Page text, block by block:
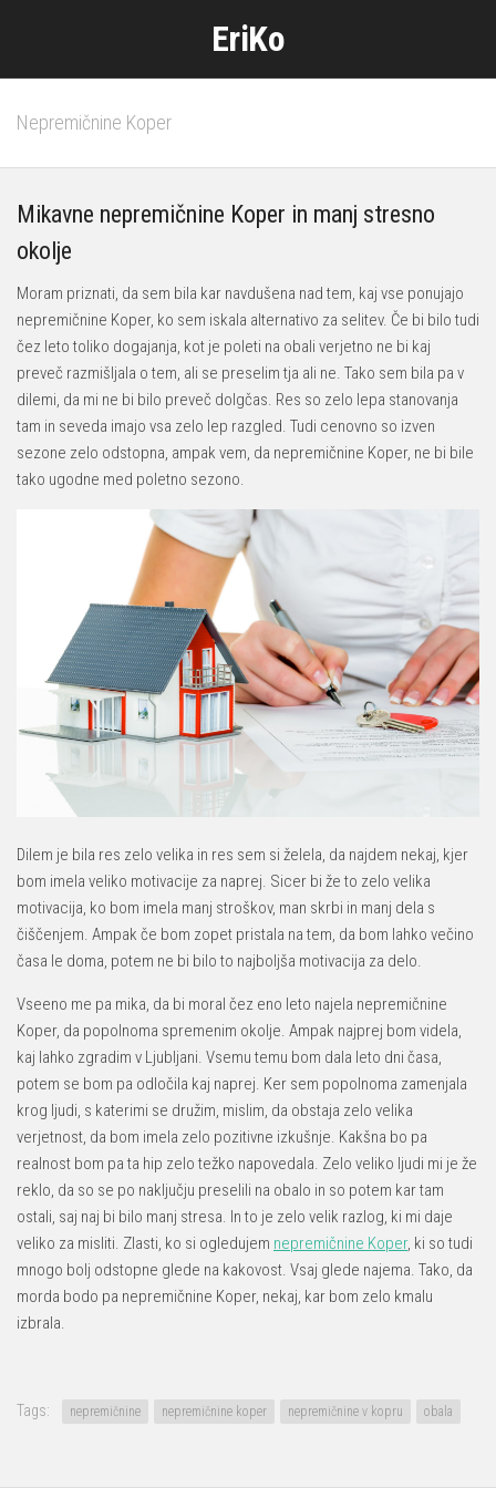
EriKo
Nepremičnine Koper
Mikavne nepremičnine Koper in manj stresno
okolje
Moram priznati, da sem bila kar navdušena nad tem, kaj vse ponujajo
nepremičnine Koper, ko sem iskala alternativo za selitev. Če bi bilo tudi
čez leto toliko dogajanja, kot je poleti na obali verjetno ne bi kaj
preveč razmišljala o tem, ali se preselim tja ali ne. Tako sem bila pa v
dilemi, da mi ne bi bilo preveč dolgčas. Res so zelo lepa stanovanja
tam in seveda imajo vsa zelo lep razgled. Tudi cenovno so izven
sezone zelo odstopna, ampak vem, da nepremičnine Koper, ne bi bile
tako ugodne med poletno sezono.
Dilem je bila res zelo velika in res sem si želela, da najdem nekaj, kjer
bom imela veliko motivacije za naprej. Sicer bi že to zelo velika
motivacija, ko bom imela manj stroškov, man skrbi in manj dela s
čiščenjem. Ampak če bom zopet pristala na tem, da bom lahko večino
časa le doma, potem ne bi bilo to najboljša motivacija za delo.
Vseeno me pa mika, da bi moral čez eno leto najela nepremičnine
Koper, da popolnoma spremenim okolje. Ampak najprej bom videla,
kaj lahko zgradim v Ljubljani. Vsemu temu bom dala leto dni časa,
potem se bom pa odločila kaj naprej. Ker sem popolnoma zamenjala
krog ljudi, s katerimi se družim, mislim, da obstaja zelo velika
verjetnost, da bom imela zelo pozitivne izkušnje. Kakšna bo pa
realnost bom pa ta hip zelo težko napovedala. Zelo veliko ljudi mi je že
reklo, da so se po naključju preselili na obalo in so potem kar tam
ostali, saj naj bi bilo manj stresa. In to je zelo velik razlog, ki mi daje
veliko za misliti. Zlasti, ko si ogledujem nepremičnine Koper, ki so tudi
mnogo bolj odstopne glede na kakovost. Vsaj glede najema. Tako, da
morda bodo pa nepremičnine Koper, nekaj, kar bom zelo kmalu
izbrala.
Tags: nepremičnine nepremičnine koper nepremičnine v kopru obala